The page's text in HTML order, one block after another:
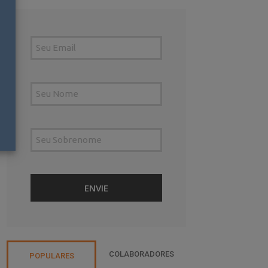
POPULARES COLABORADORES